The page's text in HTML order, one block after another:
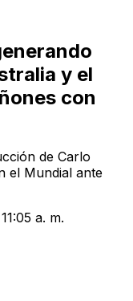
y el
con
de Carlo
el Mundial ante
a. m.